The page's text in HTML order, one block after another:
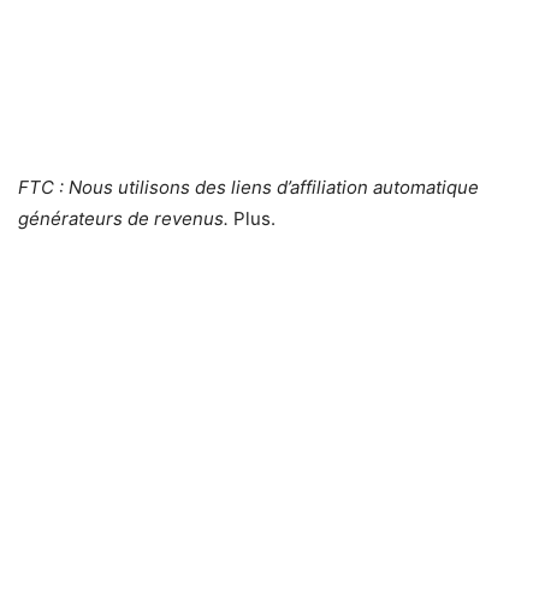
FTC : Nous utilisons des liens d’affiliation automatique
générateurs de revenus. Plus.